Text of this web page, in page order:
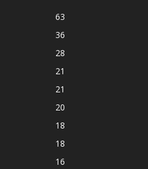
63
36
28
21
21
20
18
18
16